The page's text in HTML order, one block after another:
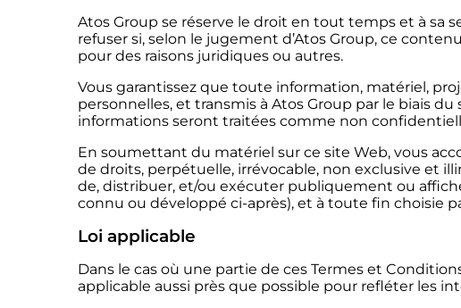
Atos Group se réserve le droit en tout temps et à sa
refuser si, selon le jugement d’Atos Group, ce
pour des raisons juridiques ou autres.
Vous garantissez que toute information, matériel,
personnelles, et transmis à Atos Group par le biais
informations seront traitées comme non
En soumettant du matériel sur ce site Web, vous
de droits, perpétuelle, irrévocable, non exclusive et
de, distribuer, et/ou exécuter publiquement ou
connu ou développé ci-après), et à toute fin choisie
Loi applicable
Dans le cas où une partie de ces Termes et
applicable aussi près que possible pour refléter les